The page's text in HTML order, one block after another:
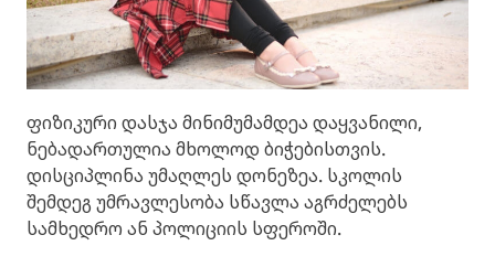
ფიზიკური დასჯა მინიმუმამდეა დაყვანილი,
ნებადართულია მხოლოდ ბიჭებისთვის.
დისციპლინა უმაღლეს დონეზეა. სკოლის
შემდეგ უმრავლესობა სწავლა აგრძელებს
სამხედრო ან პოლიციის სფეროში.